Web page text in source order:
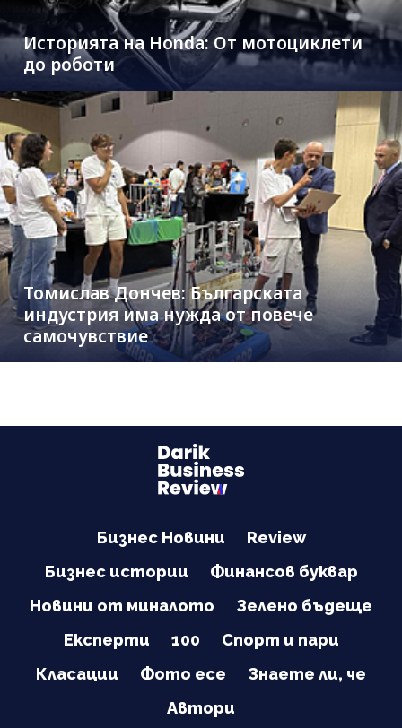
Историята на Honda: От мотоциклети
до роботи
Томислав Дончев: Българската
индустрия има нужда от повече
самочувствие
Бизнес Новини
Review
Бизнес истории
Финансов буквар
Новини от миналото
Зелено бъдеще
Експерти
100
Спорт и пари
Класации
Фото есе
Знаете ли, че
Автори